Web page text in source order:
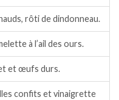
rôti de dindonneau.
à l’ail des ours.
et œufs durs.
confits et vinaigrette